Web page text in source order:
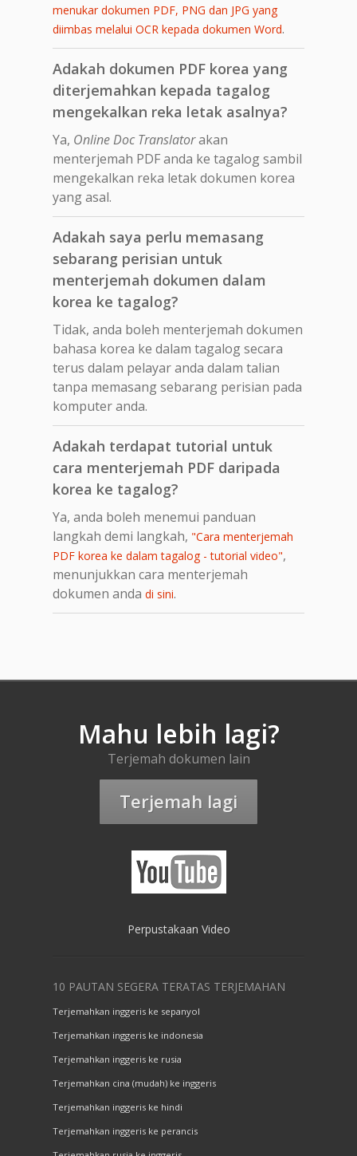
menukar dokumen PDF, PNG dan JPG yang
diimbas melalui OCR kepada dokumen Word.
Adakah dokumen PDF korea yang
diterjemahkan kepada tagalog
mengekalkan reka letak asalnya?
Ya, Online Doc Translatorakan
menterjemah PDF anda ke tagalog sambil
mengekalkan reka letak dokumen korea
yang asal.
Adakah saya perlu memasang
sebarang perisian untuk
menterjemah dokumen dalam
korea ke tagalog?
Tidak, anda boleh menterjemah dokumen
bahasa korea ke dalam tagalog secara
terus dalam pelayar anda dalam talian
tanpa memasang sebarang perisian pada
komputer anda.
Adakah terdapat tutorial untuk
cara menterjemah PDF daripada
korea ke tagalog?
Ya, anda boleh menemui panduan
langkah demi langkah, "Cara menterjemah
PDF korea ke dalam tagalog - tutorial video",
menunjukkan cara menterjemah
dokumen anda di sini.
Mahu lebih lagi?
Terjemah dokumen lain
Terjemah lagi
Perpustakaan Video
10 PAUTAN SEGERA TERATAS TERJEMAHAN
Terjemahkan inggeris ke sepanyol
Terjemahkan inggeris ke indonesia
Terjemahkan inggeris ke rusia
Terjemahkan cina (mudah) ke inggeris
Terjemahkan inggeris ke hindi
Terjemahkan inggeris ke perancis